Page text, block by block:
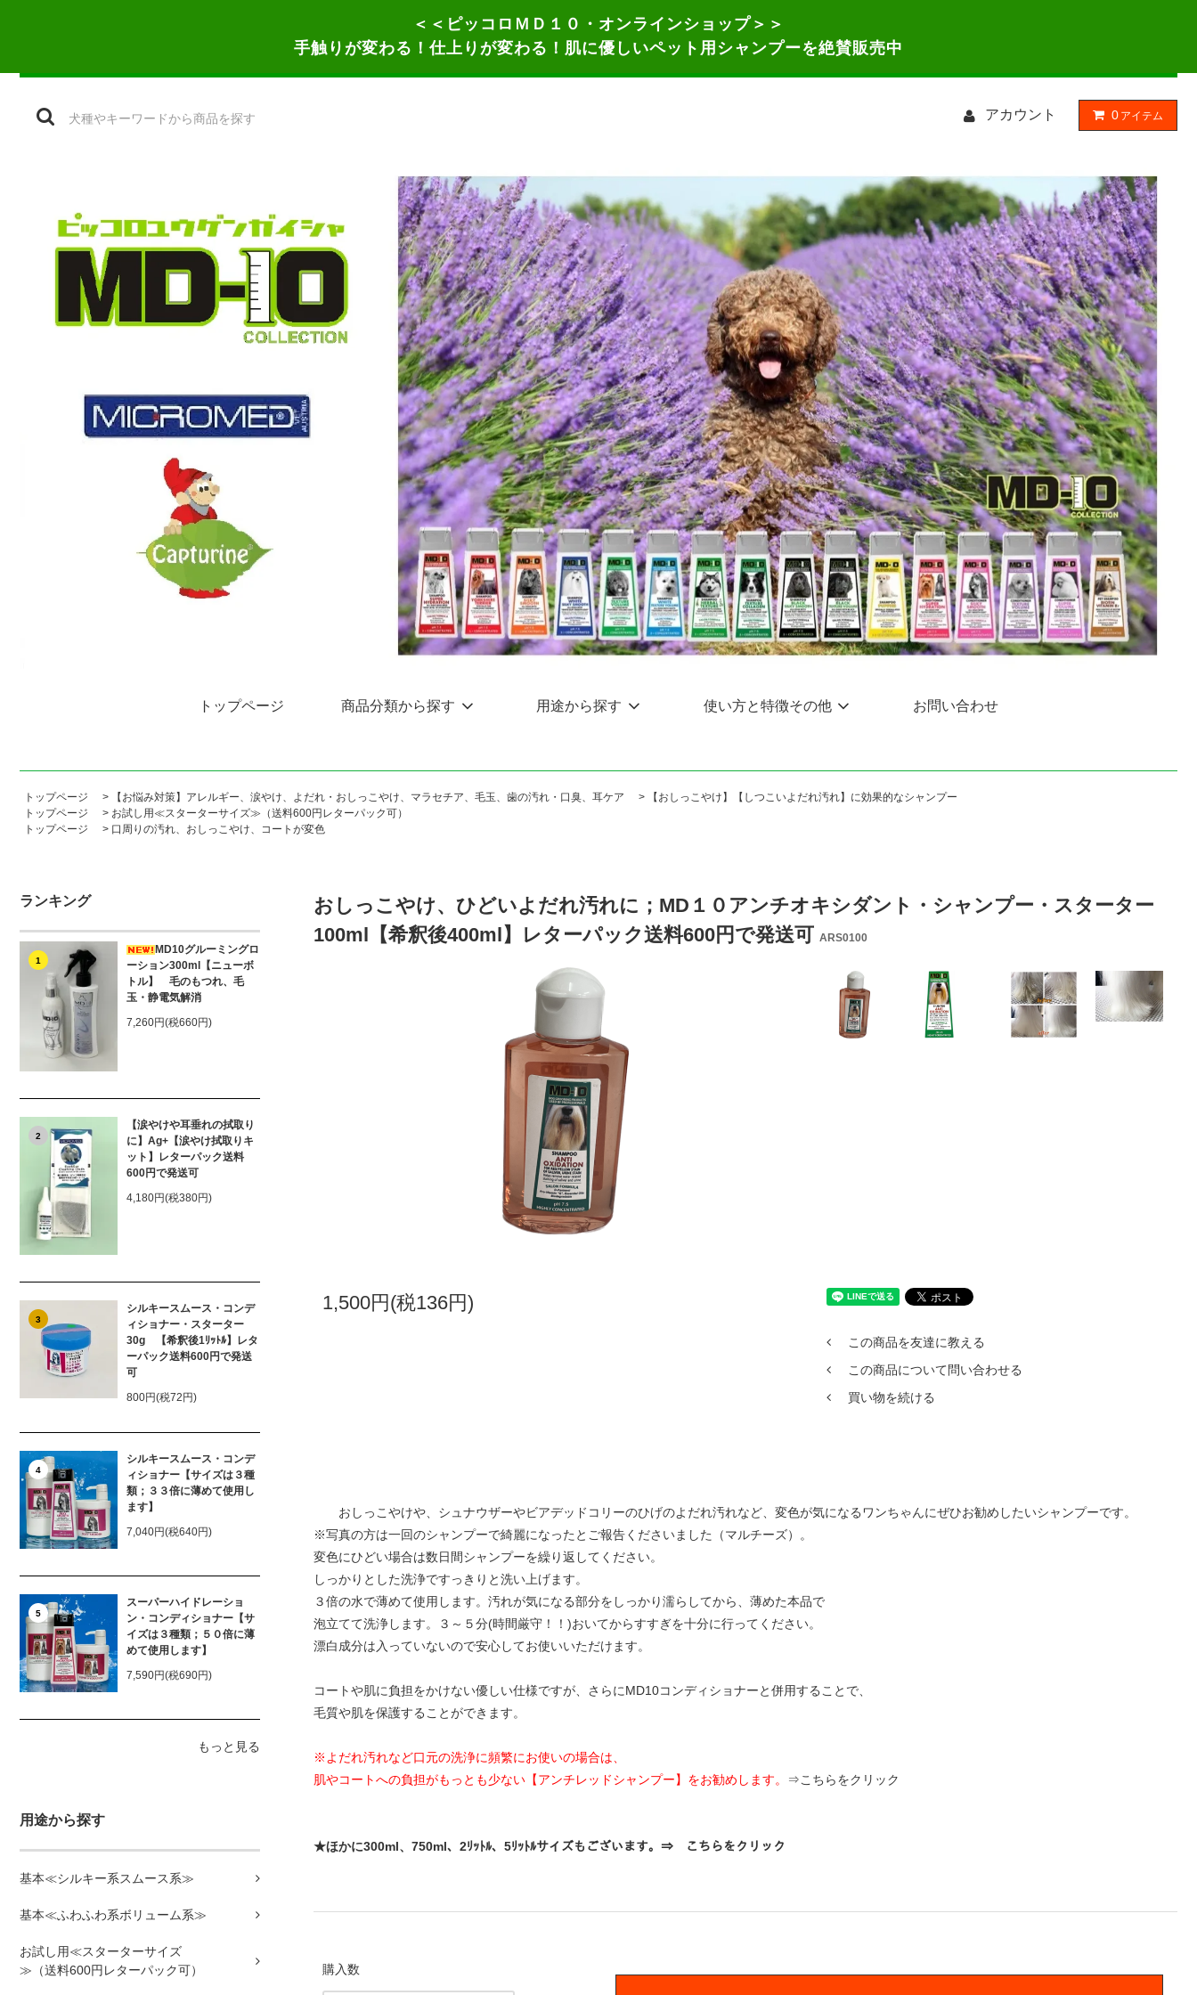
＜＜ピッコロＭＤ１０・オンラインショップ＞＞
手触りが変わる！仕上りが変わる！肌に優しいペット用シャンプーを絶賛販売中
アカウント 0 アイテム
トップページ 商品分類から探す 用途から探す 使い方と特徴その他 お問い合わせ
トップページ > 【お悩み対策】アレルギー、涙やけ、よだれ・おしっこやけ、マラセチア、毛玉、歯の汚れ・口臭、耳ケア >
【おしっこやけ】【しつこいよだれ汚れ】に効果的なシャンプー
トップページ
> お試し用≪スターターサイズ≫（送料600円レターパック可）
トップページ
> 口周りの汚れ、おしっこやけ、コートが変色
ランキング
1
MD10グルーミングロ
ーション300ml【ニューボ
トル】 毛のもつれ、毛
玉・静電気解消
7,260円(税660円)
2
【涙やけや耳垂れの拭取り
に】Ag+【涙やけ拭取りキ
ット】レターパック送料
600円で発送可
4,180円(税380円)
3
シルキースムース・コンデ
ィショナー・スターター
30g 【希釈後1ﾘｯﾄﾙ】レタ
ーパック送料600円で発送
可
800円(税72円)
4
シルキースムース・コンデ
ィショナー【サイズは３種
類；３３倍に薄めて使用し
ます】
7,040円(税640円)
5
スーパーハイドレーショ
ン・コンディショナー【サ
イズは３種類；５０倍に薄
めて使用します】
7,590円(税690円)
もっと見る
用途から探す
基本≪シルキー系スムース系≫
基本≪ふわふわ系ボリューム系≫
お試し用≪スターターサイズ
≫（送料600円レターパック可）
おしっこやけ、ひどいよだれ汚れに；MD１０アンチオキシダント・シャンプー・スターター
100ml【希釈後400ml】レターパック送料600円で発送可 ARS0100
1,500円(税136円)
この商品を友達に教える
この商品について問い合わせる
買い物を続ける
おしっこやけや、シュナウザーやビアデッドコリーのひげのよだれ汚れなど、変色が気になるワンちゃんにぜひお勧めしたいシャンプーです。
※写真の方は一回のシャンプーで綺麗になったとご報告くださいました（マルチーズ）。
変色にひどい場合は数日間シャンプーを繰り返してください。
しっかりとした洗浄ですっきりと洗い上げます。
３倍の水で薄めて使用します。汚れが気になる部分をしっかり濡らしてから、薄めた本品で
泡立てて洗浄します。３～５分(時間厳守！！)おいてからすすぎを十分に行ってください。
漂白成分は入っていないので安心してお使いいただけます。
コートや肌に負担をかけない優しい仕様ですが、さらにMD10コンディショナーと併用することで、
毛質や肌を保護することができます。
※よだれ汚れなど口元の洗浄に頻繁にお使いの場合は、
肌やコートへの負担がもっとも少ない【アンチレッドシャンプー】をお勧めします。
⇒こちらをクリック
★ほかに300ml、750ml、2ﾘｯﾄﾙ、5ﾘｯﾄﾙサイズもございます。⇒ こちらをクリック
購入数